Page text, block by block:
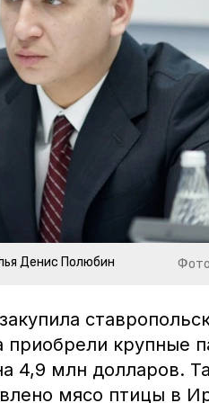
Денис Полюбин
приобрели крупные
4,9 млн долларов.
мясо птицы в